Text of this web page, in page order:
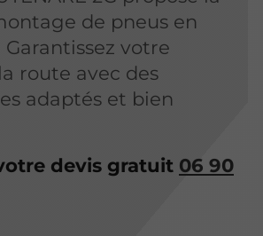
de pneus en
votre
route avec des
adaptés et bien
devis gratuit 06 90